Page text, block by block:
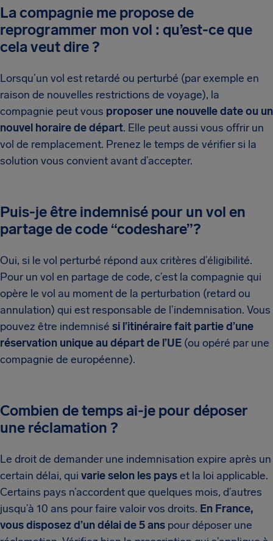
La compagnie me propose de
reprogrammer mon vol : qu’est-ce que
cela veut dire ?
Lorsqu’un vol est retardé ou perturbé (par exemple en
raison de nouvelles restrictions de voyage), la
compagnie peut vous proposer une nouvelle date ou un
nouvel horaire de départ. Elle peut aussi vous offrir un
vol de remplacement. Prenez le temps de vérifier si la
solution vous convient avant d’accepter.
Puis-je être indemnisé pour un vol en
partage de code “codeshare”?
Oui, si le vol perturbé répond aux critères d’éligibilité.
Pour un vol en partage de code, c’est la compagnie qui
opère le vol au moment de la perturbation (retard ou
annulation) qui est responsable de l’indemnisation. Vous
pouvez être indemnisé si l’itinéraire fait partie d’une
réservation unique au départ de l’UE (ou opéré par une
compagnie de européenne).
Combien de temps ai-je pour déposer
une réclamation ?
Le droit de demander une indemnisation expire après un
certain délai, qui varie selon les payset la loi applicable.
Certains pays n’accordent que quelques mois, d’autres
jusqu’à 10 ans pour faire valoir vos droits. En France,
vous disposez d’un délai de 5 ans pour déposer une